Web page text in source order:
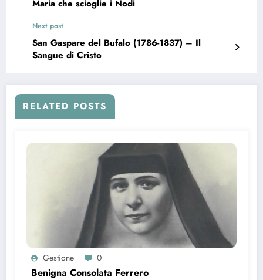
Maria che scioglie i Nodi
Next post
San Gaspare del Bufalo (1786-1837) – Il
Sangue di Cristo
RELATED POSTS
Gestione 0
Benigna Consolata Ferrero